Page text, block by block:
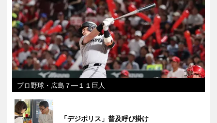
プロ野球・広島７―１１巨人
「デジポリス」普及呼び掛け